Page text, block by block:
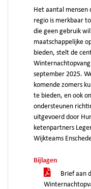
Het aantal mensen
regio is merkbaar
die geen gebruik
maatschappelijke
bieden, stelt de
september 2025.
komende zomers
te bieden, en ook
ondersteunen
uitgevoerd door
ketenpartners
Wijkteams
Bijlagen
Brief aan